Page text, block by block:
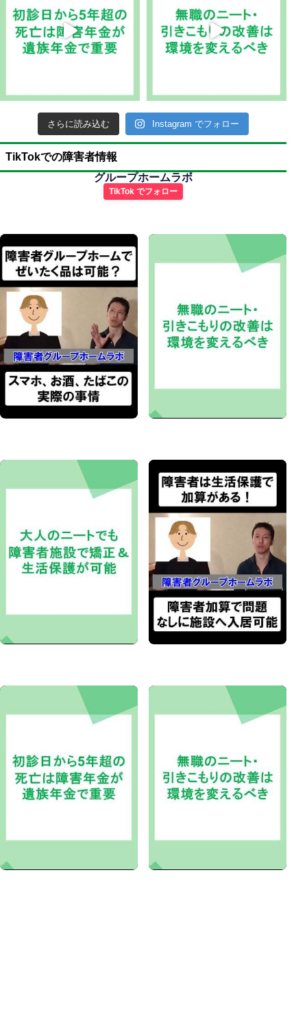
さらに読み込む Instagram でフォロー
TikTokでの障害者情報
グループホームラボ
TikTok でフォロー